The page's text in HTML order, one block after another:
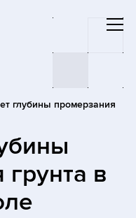
глубины промерзания
в